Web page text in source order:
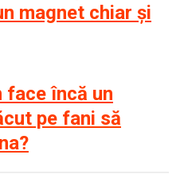
magnet chiar și
face încă un
pe fani să